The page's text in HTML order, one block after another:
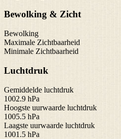
Bewolking & Zicht
Bewolking
Maximale Zichtbaarheid
Minimale Zichtbaarheid
Luchtdruk
Gemiddelde luchtdruk
1002.9 hPa
Hoogste uurwaarde luchtdruk
1005.5 hPa
Laagste uurwaarde luchtdruk
1001.5 hPa